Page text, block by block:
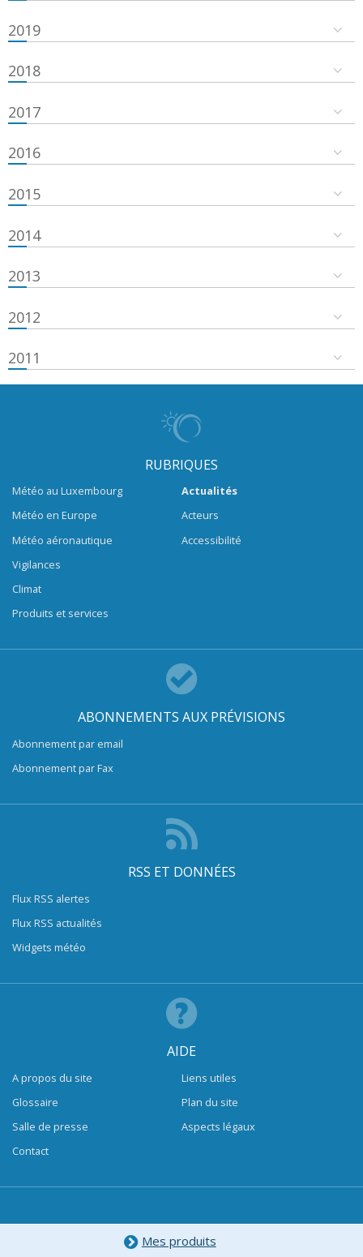
2019
2018
2017
2016
2015
2014
2013
2012
2011
RUBRIQUES
Météo au Luxembourg
Météo en Europe
Météo aéronautique
Vigilances
Climat
Produits et services
Actualités
Acteurs
Accessibilité
ABONNEMENTS AUX PRÉVISIONS
Abonnement par email
Abonnement par Fax
RSS ET DONNÉES
Flux RSS alertes
Flux RSS actualités
Widgets météo
AIDE
A propos du site
Glossaire
Salle de presse
Contact
Liens utiles
Plan du site
Aspects légaux
Mes produits